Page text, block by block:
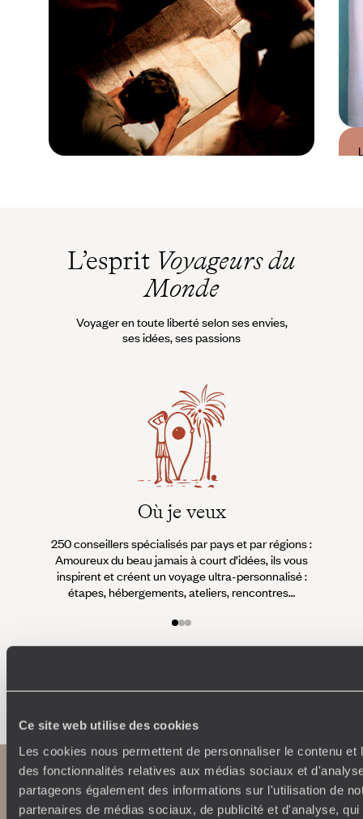
Ce site web utilise des cookies
Les cookies nous permettent de personnaliser le contenu et
des fonctionnalités relatives aux médias sociaux et
partageons également des informations sur l'utilisation de
partenaires de médias sociaux, de publicité et d'analyse,
L’esprit Voyageurs du
Monde
Voyager en toute liberté selon ses envies,
ses idées, ses passions
Où je veux
250 conseillers spécialisés par pays et par régions :
Amoureux du beau jamais à court d’idées, ils vous
inspirent et créent un voyage ultra-personnalisé :
étapes, hébergements, ateliers, rencontres…
Faites créer votre voyage